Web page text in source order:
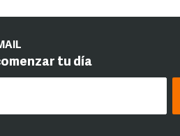
tu día